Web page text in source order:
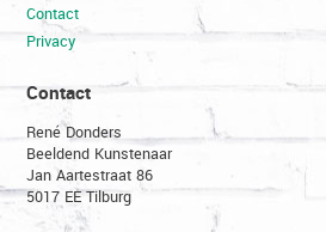
Contact
Privacy
Contact
René Donders
Beeldend Kunstenaar
Jan Aartestraat 86
5017 EE Tilburg